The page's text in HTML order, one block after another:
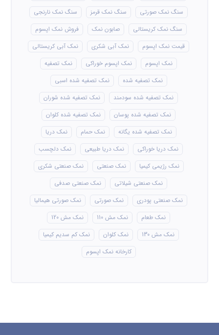
سنگ نمک صورتی
سنگ نمک قرمز
سنگ نمک نارنجی
سنگ نمک کریستالی
صابون نمک
فروش نمک اپسوم
قیمت نمک اپسوم
نمک آبی شکری
نمک آبی کریستالی
نمک اپسوم
نمک اپسوم خوراکی
نمک تصفیه
نمک تصفیه شده
نمک تصفیه شده اسبی
نمک تصفیه شده سودمند
نمک تصفیه شده شوران
نمک تصفیه شده پوسان
نمک تصفیه شده کلوان
نمک تصفیه شده یگانه
نمک حمام
نمک دریا
نمک دریا خوراکی
نمک دریا طبیعی
نمک دلچسب
نمک رژیمی کیمیا
نمک صنعتی
نمک صنعتی شکری
نمک صنعتی شیلاتی
نمک صنعتی صدفی
نمک صنعتی پودری
نمک صورتی
نمک صورتی هیمالیا
نمک طعام
نمک مش 110
نمک مش 120
نمک مش 130
نمک کلوان
نمک کم سدیم کیمیا
کارخانه نمک اپسوم